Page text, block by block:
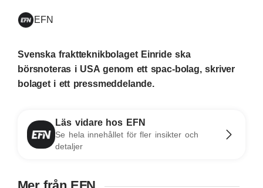
EFN
Svenska fraktteknikbolaget Einride ska
börsnoteras i USA genom ett spac-bolag, skriver
bolaget i ett pressmeddelande.
Läs vidare hos EFN
Se hela innehållet för fler insikter och
detaljer